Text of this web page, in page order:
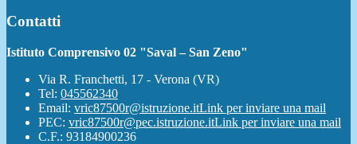
Contatti
Istituto Comprensivo 02 "Saval – San Zeno"
Via R. Franchetti, 17 - Verona (VR)
Tel: 045562340
Email: vric87500r@istruzione.itLink per inviare una mail
PEC: vric87500r@pec.istruzione.itLink per inviare una mail
C.F.: 93184900236